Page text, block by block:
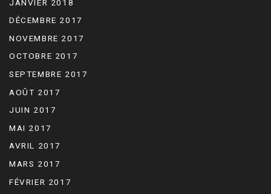
JANVIER 2018
DÉCEMBRE 2017
NOVEMBRE 2017
OCTOBRE 2017
SEPTEMBRE 2017
AOÛT 2017
JUIN 2017
MAI 2017
AVRIL 2017
MARS 2017
FÉVRIER 2017